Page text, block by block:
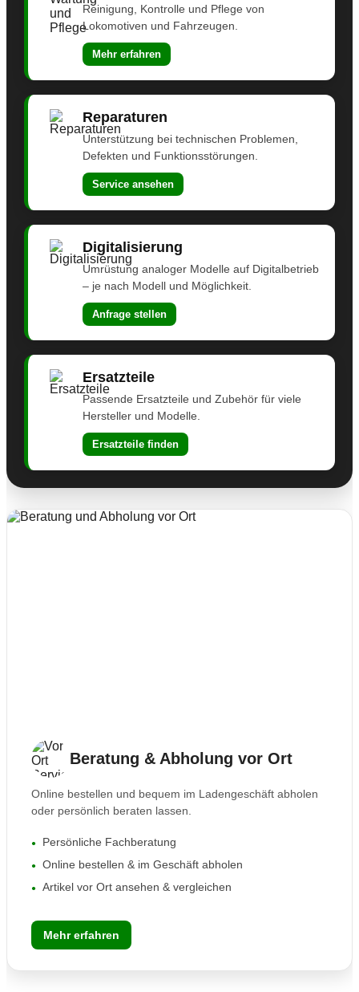
Reinigung, Kontrolle und Pflege von
Lokomotiven und Fahrzeugen.
Mehr erfahren
Reparaturen
Unterstützung bei technischen Problemen,
Defekten und Funktionsstörungen.
Service ansehen
Digitalisierung
Umrüstung analoger Modelle auf Digitalbetrieb
– je nach Modell und Möglichkeit.
Anfrage stellen
Ersatzteile
Passende Ersatzteile und Zubehör für viele
Hersteller und Modelle.
Ersatzteile finden
Beratung & Abholung vor Ort
Online bestellen und bequem im Ladengeschäft abholen
oder persönlich beraten lassen.
Persönliche Fachberatung
Online bestellen & im Geschäft abholen
Artikel vor Ort ansehen & vergleichen
Mehr erfahren